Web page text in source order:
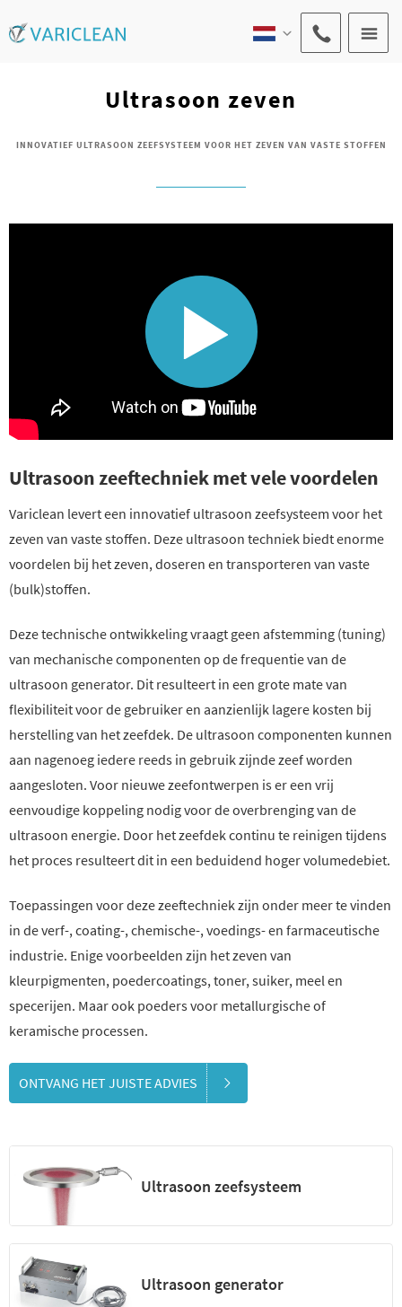
Ultrasoon zeven
INNOVATIEF ULTRASOON ZEEFSYSTEEM VOOR HET ZEVEN VAN VASTE STOFFEN
Ultrasoon zeeftechniek met vele voordelen
Variclean levert een innovatief ultrasoon zeefsysteem voor het
zeven van vaste stoffen. Deze ultrasoon techniek biedt enorme
voordelen bij het zeven, doseren en transporteren van vaste
(bulk)stoffen.
Deze technische ontwikkeling vraagt geen afstemming (tuning)
van mechanische componenten op de frequentie van de
ultrasoon generator. Dit resulteert in een grote mate van
flexibiliteit voor de gebruiker en aanzienlijk lagere kosten bij
herstelling van het zeefdek. De ultrasoon componenten kunnen
aan nagenoeg iedere reeds in gebruik zijnde zeef worden
aangesloten. Voor nieuwe zeefontwerpen is er een vrij
eenvoudige koppeling nodig voor de overbrenging van de
ultrasoon energie. Door het zeefdek continu te reinigen tijdens
het proces resulteert dit in een beduidend hoger volumedebiet.
Toepassingen voor deze zeeftechniek zijn onder meer te vinden
in de verf-, coating-, chemische-, voedings- en farmaceutische
industrie. Enige voorbeelden zijn het zeven van
kleurpigmenten, poedercoatings, toner, suiker, meel en
specerijen. Maar ook poeders voor metallurgische of
keramische processen.
ONTVANG HET JUISTE ADVIES
Ultrasoon zeefsysteem
Ultrasoon generator